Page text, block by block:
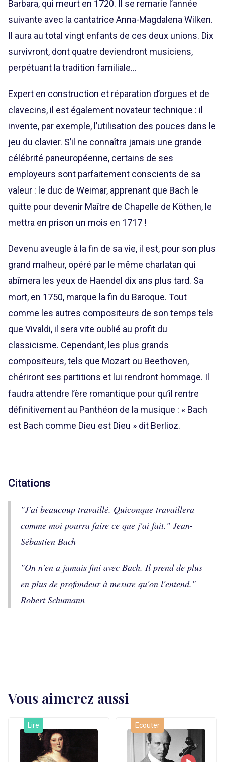
Barbara, qui meurt en 1720. Il se remarie l’année
suivante avec la cantatrice Anna-Magdalena Wilken.
Il aura au total vingt enfants de ces deux unions. Dix
survivront, dont quatre deviendront musiciens,
perpétuant la tradition familiale…
Expert en construction et réparation d’orgues et de
clavecins, il est également novateur technique : il
invente, par exemple, l’utilisation des pouces dans le
jeu du clavier. S’il ne connaîtra jamais une grande
célébrité paneuropéenne, certains de ses
employeurs sont parfaitement conscients de sa
valeur : le duc de Weimar, apprenant que Bach le
quitte pour devenir Maître de Chapelle de Köthen, le
mettra en prison un mois en 1717 !
Devenu aveugle à la fin de sa vie, il est, pour son plus
grand malheur, opéré par le même charlatan qui
abîmera les yeux de Haendel dix ans plus tard. Sa
mort, en 1750, marque la fin du Baroque. Tout
comme les autres compositeurs de son temps tels
que Vivaldi, il sera vite oublié au profit du
classicisme. Cependant, les plus grands
compositeurs, tels que Mozart ou Beethoven,
chériront ses partitions et lui rendront hommage. Il
faudra attendre l’ère romantique pour qu’il rentre
définitivement au Panthéon de la musique : « Bach
est Bach comme Dieu est Dieu » dit Berlioz.
Citations
"J'ai beaucoup travaillé. Quiconque travaillera
comme moi pourra faire ce que j'ai fait." Jean-
Sébastien Bach
"On n'en a jamais fini avec Bach. Il prend de plus
en plus de profondeur à mesure qu'on l'entend."
Robert Schumann
Vous aimerez aussi
Lire Ecouter